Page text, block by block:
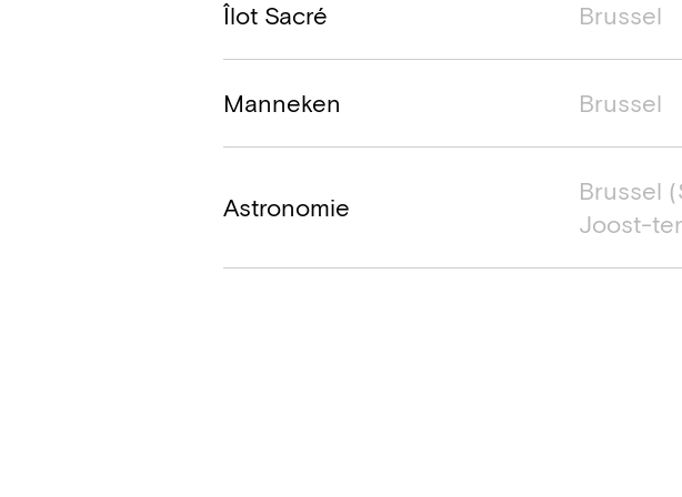
Îlot Sacré Brussel
Manneken Brussel
Astronomie
Brussel
Joost-